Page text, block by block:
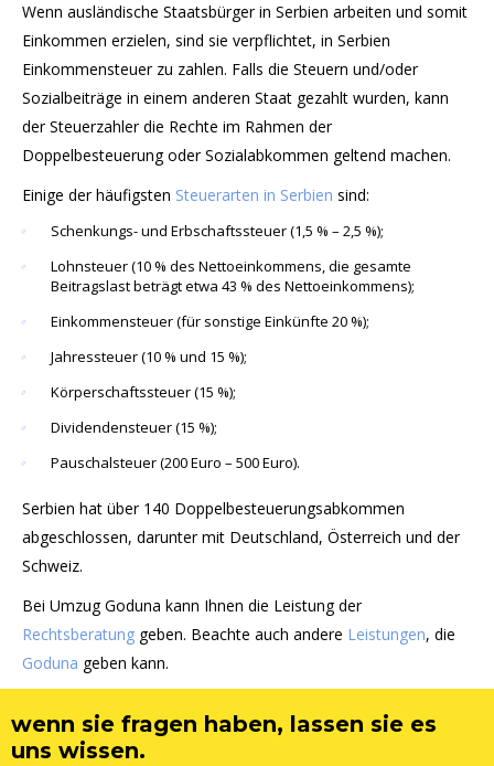
Wenn ausländische Staatsbürger in Serbien arbeiten und somit
Einkommen erzielen, sind sie verpflichtet, in Serbien
Einkommensteuer zu zahlen. Falls die Steuern und/oder
Sozialbeiträge in einem anderen Staat gezahlt wurden, kann
der Steuerzahler die Rechte im Rahmen der
Doppelbesteuerung oder Sozialabkommen geltend machen.
Einige der häufigsten Steuerarten in Serbien sind:
Schenkungs- und Erbschaftssteuer (1,5 % – 2,5 %);
Lohnsteuer (10 % des Nettoeinkommens, die gesamte
Beitragslast beträgt etwa 43 % des Nettoeinkommens);
Einkommensteuer (für sonstige Einkünfte 20 %);
Jahressteuer (10 % und 15 %);
Körperschaftssteuer (15 %);
Dividendensteuer (15 %);
Pauschalsteuer (200 Euro – 500 Euro).
Serbien hat über 140 Doppelbesteuerungsabkommen
abgeschlossen, darunter mit Deutschland, Österreich und der
Schweiz.
Bei Umzug Goduna kann Ihnen die Leistung der
Rechtsberatung geben. Beachte auch andere Leistungen, die
Goduna geben kann.
wenn sie fragen haben, lassen sie es
uns wissen.